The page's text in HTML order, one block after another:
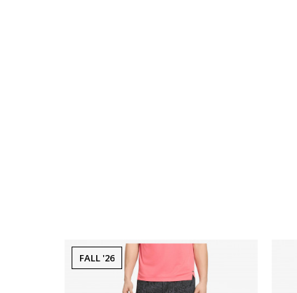
FALL '26